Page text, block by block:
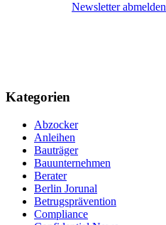
Newsletter abmelden
Kategorien
Abzocker
Anleihen
Bauträger
Bauunternehmen
Berater
Berlin Jorunal
Betrugsprävention
Compliance